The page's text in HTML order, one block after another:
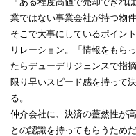
業ではない事業会社が持つ物
そこで大事にしているポイン
リレーション。「情報をもら
たらデューデリジェンスで指
限り早いスピード感を持って
る。
仲介会社に、決済の蓋然性が
との認識を持ってもらうため